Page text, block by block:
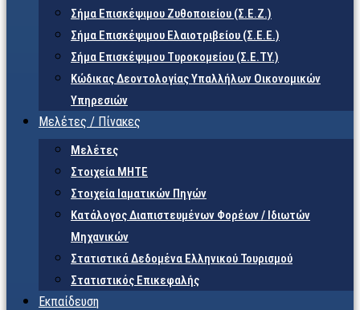
Σήμα Επισκέψιμου Ζυθοποιείου (Σ.Ε.Ζ.)
Σήμα Επισκέψιμου Ελαιοτριβείου (Σ.Ε.Ε.)
Σήμα Επισκέψιμου Τυροκομείου (Σ.Ε.TY.)
Κώδικας Δεοντολογίας Υπαλλήλων Οικονομικών
Υπηρεσιών
Μελέτες / Πίνακες
Μελέτες
Στοιχεία ΜΗΤΕ
Στοιχεία Ιαματικών Πηγών
Κατάλογος Διαπιστευμένων Φορέων / Ιδιωτών
Μηχανικών
Στατιστικά Δεδομένα Ελληνικού Τουρισμού
Στατιστικός Επικεφαλής
Εκπαίδευση